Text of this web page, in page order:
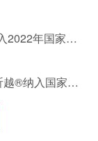
喜报 | 翰森制药多款创新药及新适应症纳入2022年国家医保药品目录
翰森制药罕见病NMOSD用药CD19单抗昕越®纳入国家医保目录